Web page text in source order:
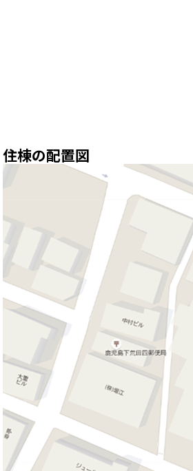
住棟の配置図